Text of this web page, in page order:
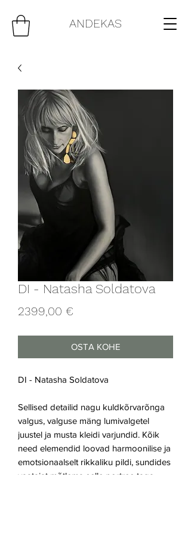
ANDEKAS
DI - Natasha Soldatova
2399,00 €
OSTA KOHE
DI - Natasha Soldatova
Sellised detailid nagu kuldkõrvarõnga
valgus, valguse mäng lumivalgetel
juustel ja musta kleidi varjundid. Kõik
need elemendid loovad harmoonilise ja
emotsionaalselt rikkaliku pildi, sundides
vaatajat mõtlema selle portree taga